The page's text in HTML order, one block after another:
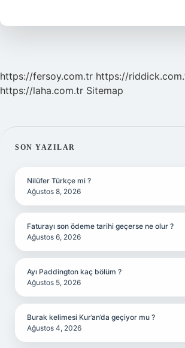
https://fersoy.com.tr https://
https://laha.com.tr Sitemap
SIDEBAR
SON YAZILAR
Nilüfer Türkçe mi ?
Ağustos 8, 2026
Faturayı son ödeme tarihi geçerse ne olur ?
Ağustos 6, 2026
Ayı Paddington kaç bölüm ?
Ağustos 5, 2026
Burak kelimesi Kur’an’da geçiyor mu ?
Ağustos 4, 2026